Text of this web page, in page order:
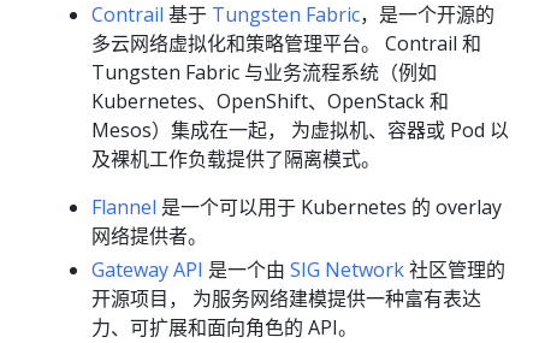
Contrail 基于 Tungsten Fabric，是一个开源的
多云网络虚拟化和策略管理平台。 Contrail 和
Tungsten Fabric 与业务流程系统（例如
Kubernetes、OpenShift、OpenStack 和
Mesos）集成在一起， 为虚拟机、容器或 Pod 以
及裸机工作负载提供了隔离模式。
Flannel 是一个可以用于 Kubernetes 的 overlay
网络提供者。
Gateway API 是一个由 SIG Network社区管理的
开源项目， 为服务网络建模提供一种富有表达
力、可扩展和面向角色的 API。